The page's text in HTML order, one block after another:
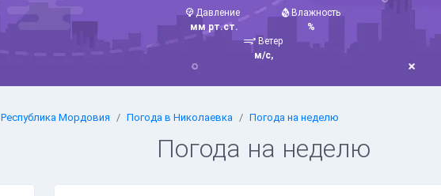
Давление
мм рт.ст.
Влажность
%
Ветер
м/с,
Республика Мордовия Погода в Николаевка Погода на неделю
Погода на неделю